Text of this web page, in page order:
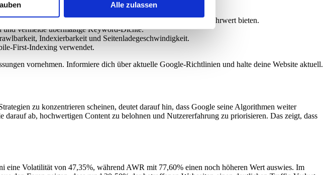
Alle zulassen
diese über die Google Search Console.
Nutzer relevant ist. Konzentriere dich auf Themen, die echten Mehrwert bieten.
vermeide übermäßige Keyword-Dichte.
Indexierbarkeit und Seitenladegeschwindigkeit.
First-Indexing verwendet.
vornehmen. Informiere dich über aktuelle Google-Richtlinien und halte deine Website aktuell.
zu konzentrieren scheinen, deutet darauf hin, dass Google seine Algorithmen weiter
ab, hochwertigen Content zu belohnen und Nutzererfahrung zu priorisieren. Das zeigt, dass
Volatilität von 47,35%, während AWR mit 77,60% einen noch höheren Wert auswies. Im